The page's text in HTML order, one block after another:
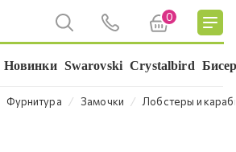
0
Новинки Swarovski Crystalbird
Фурнитура ⁄ Замочки ⁄ Лобстеры и